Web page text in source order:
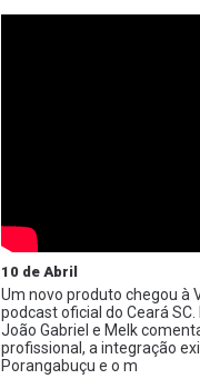
10 de Abril
Um novo produto chegou à
podcast oficial do Ceará
João Gabriel e Melk
profissional, a integração
Porangabuçu e o m